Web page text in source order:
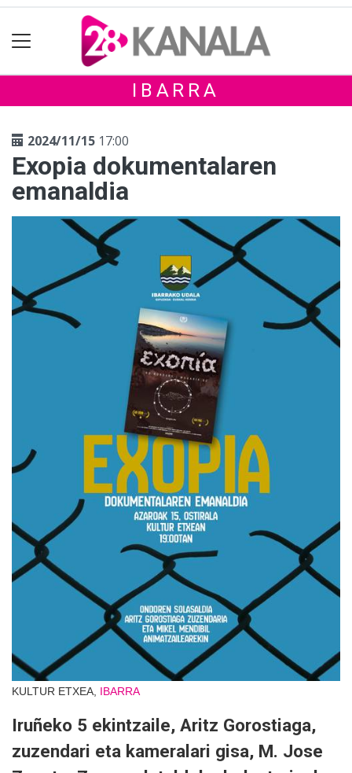
IBARRA
2024/11/15 17:00
Exopia dokumentalaren
emanaldia
KULTUR ETXEA, IBARRA
Iruñeko 5 ekintzaile, Aritz Gorostiaga,
zuzendari eta kameralari gisa, M. Jose